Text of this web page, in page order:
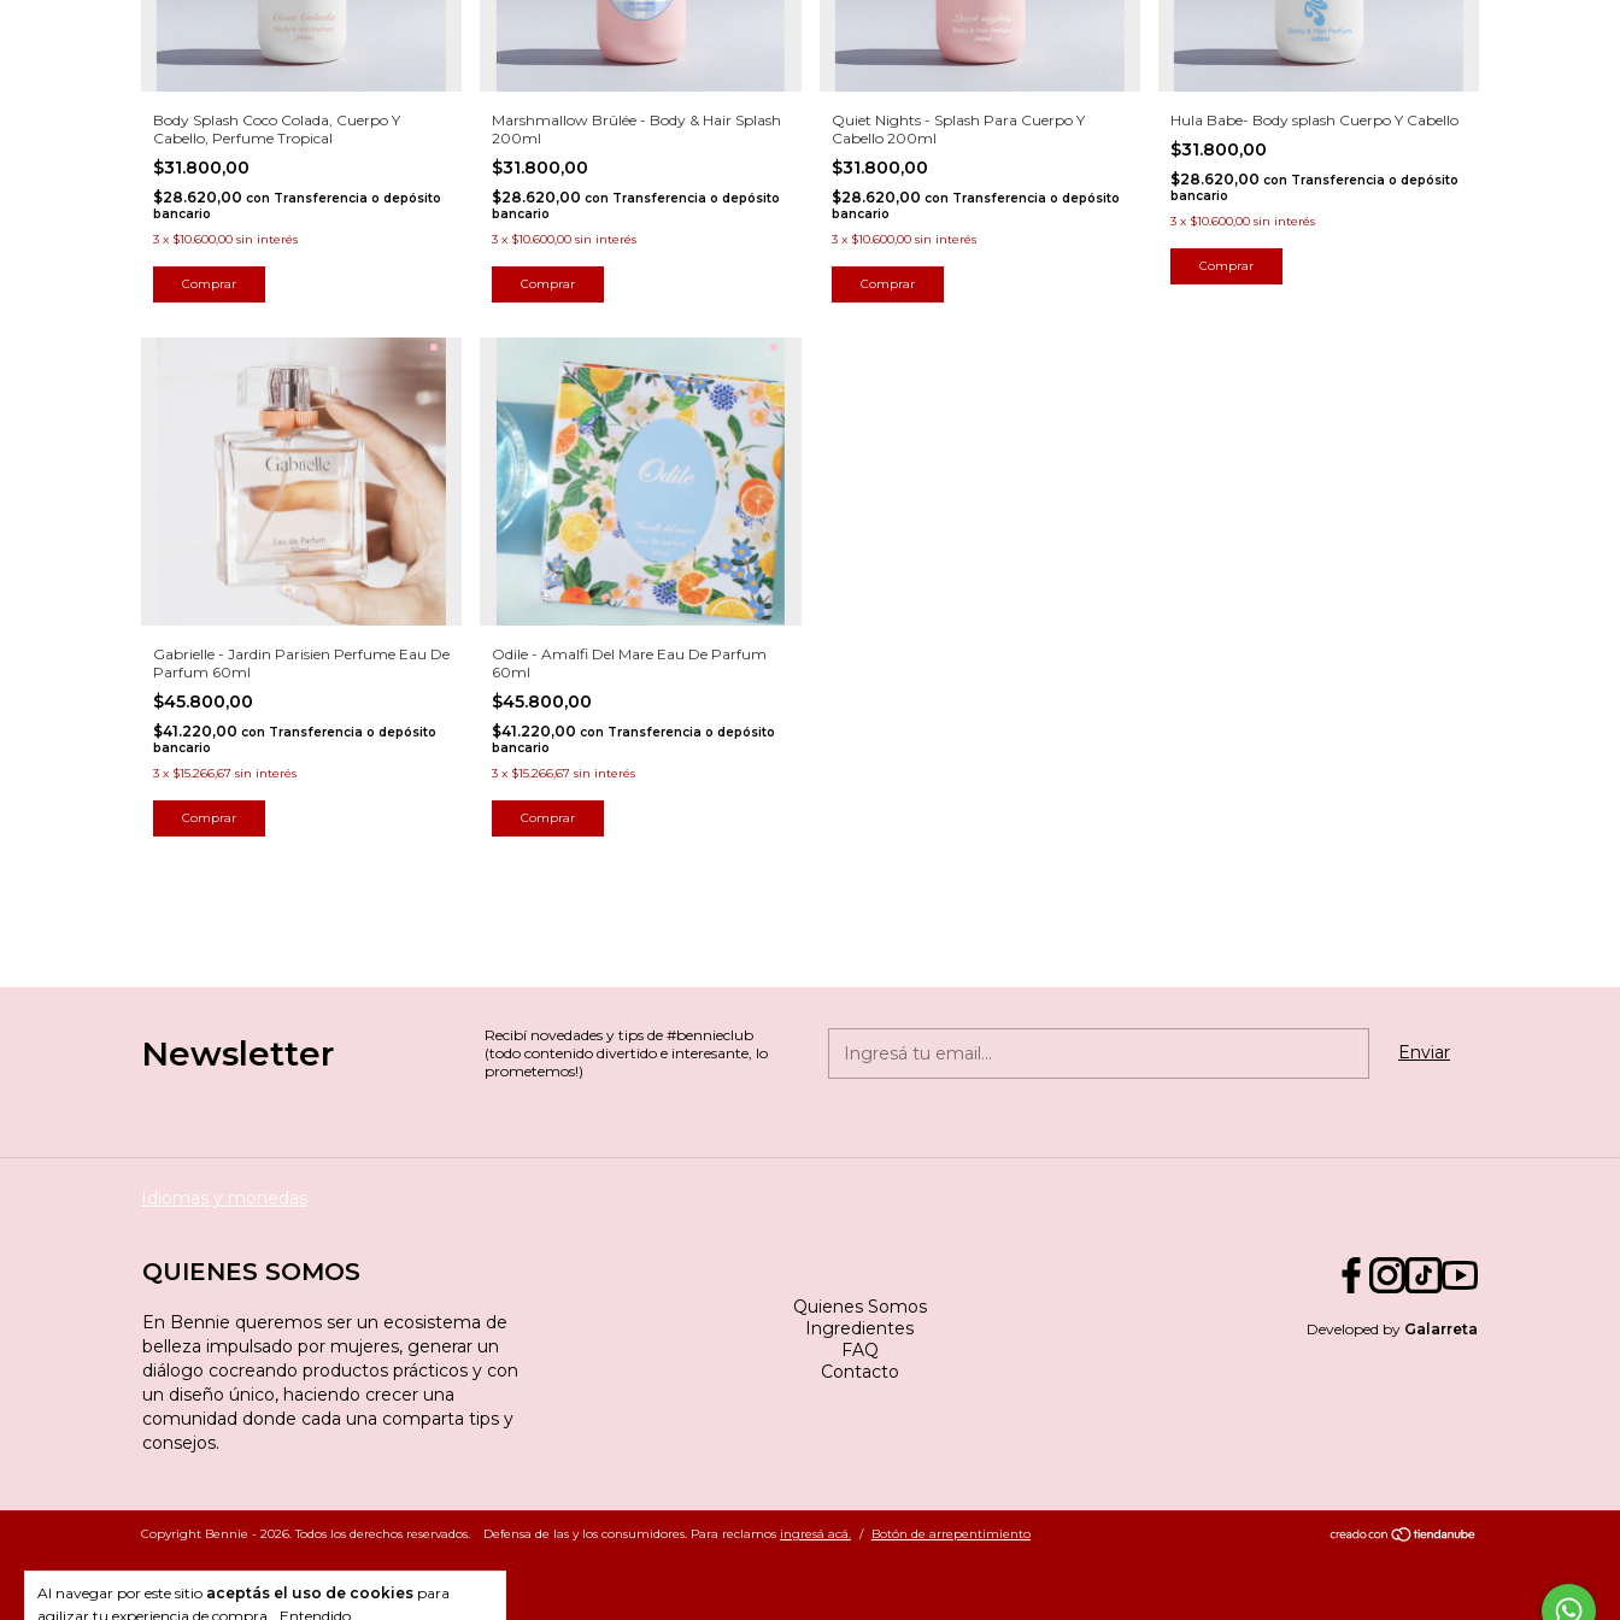
Al navegar por este sitio aceptás el uso de cookies para
agilizar tu experiencia de compra.
Entendido
Body Splash Coco Colada, Cuerpo Y
Cabello, Perfume Tropical
$31.800,00
$28.620,00 con Transferencia o depósito
bancario
3 x $10.600,00 sin interés
Marshmallow Brûlée - Body & Hair Splash
200ml
$31.800,00
$28.620,00con Transferencia o depósito
bancario
3 x $10.600,00 sin interés
Quiet Nights - Splash Para Cuerpo Y
Cabello 200ml
$31.800,00
$28.620,00 con Transferencia o depósito
bancario
3 x $10.600,00 sin interés
Hula Babe- Body splash Cuerpo Y Cabello
$31.800,00
$28.620,00 con Transferencia o depósito
bancario
3 x $10.600,00 sin interés
Gabrielle - Jardin Parisien Perfume Eau De
Parfum 60ml
$45.800,00
$41.220,00 con Transferencia o depósito
bancario
3 x $15.266,67 sin interés
Odile - Amalfi Del Mare Eau De Parfum
60ml
$45.800,00
$41.220,00con Transferencia o depósito
bancario
3 x $15.266,67 sin interés
Newsletter
Recibí novedades y tips de #bennieclub
(todo contenido divertido e interesante, lo
prometemos!)
Idiomas y monedas
QUIENES SOMOS
En Bennie queremos ser un ecosistema de
belleza impulsado por mujeres, generar un
diálogo cocreando productos prácticos y con
un diseño único, haciendo crecer una
comunidad donde cada una comparta tips y
consejos.
Quienes Somos
Ingredientes
FAQ
Contacto
Developed by Galarreta
Copyright Bennie - 2026. Todos los derechos reservados. Defensa de las y los consumidores. Para reclamos ingresá acá. / Botón de arrepentimiento